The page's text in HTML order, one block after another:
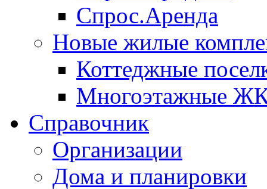
Спрос.Аренда
Новые жилые
Коттеджные
Многоэтажные
Справочник
Организации
Дома и планировки